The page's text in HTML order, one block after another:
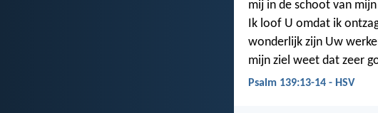
mij in de schoot van
Ik loof U omdat ik
wonderlijk zijn Uw
mijn ziel weet dat zeer
Psalm 139:13-14 - HSV